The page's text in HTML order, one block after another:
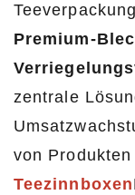
Premium-
zentrale
von Produkten
Teezinnboxen